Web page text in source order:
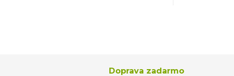
Doprava zadarmo